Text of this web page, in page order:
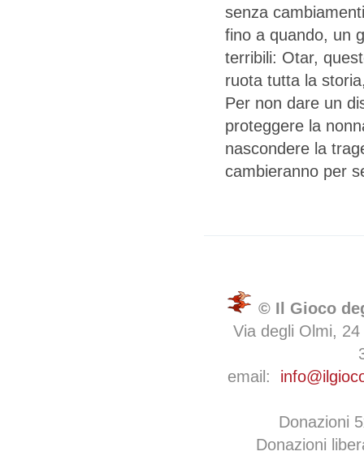
senza
fino a quando, un
terribili: Otar,
ruota tutta la
Per non dare un
proteggere la
nascondere la
cambieranno per
© Il Gioco
Via degli Olmi,
email:
Donazioni
Donazioni